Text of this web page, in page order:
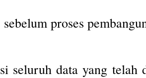
proses
seluruh data yang telah